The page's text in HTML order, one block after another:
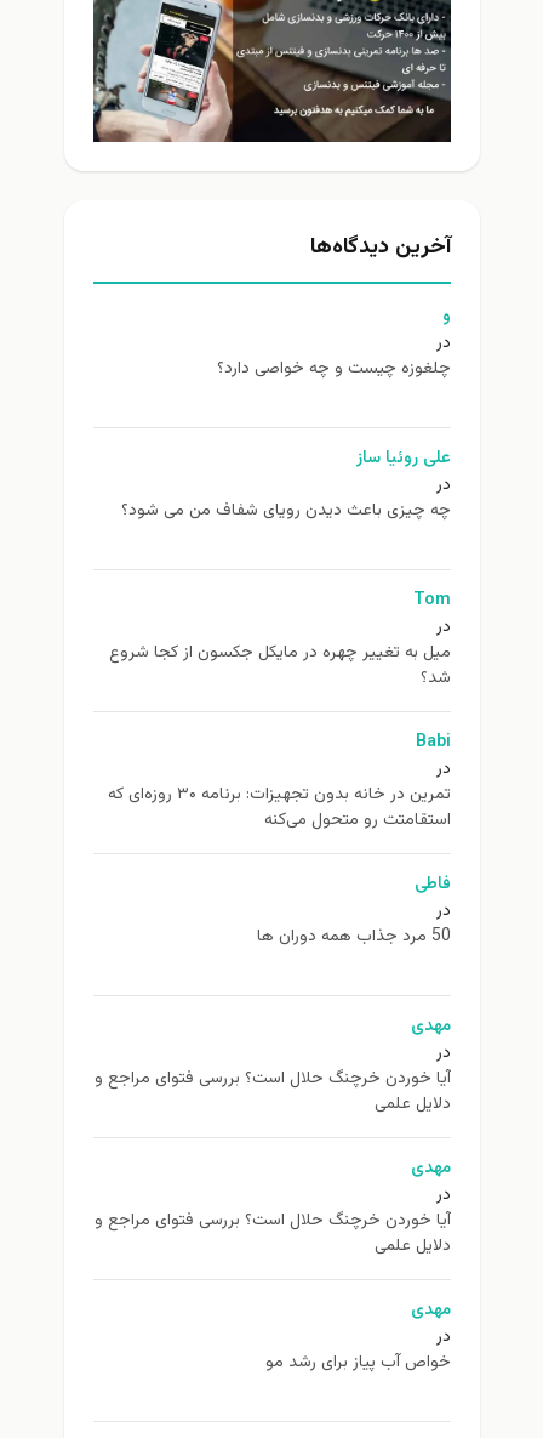
آخرین دیدگاه‌ها
و
در
چلغوزه چیست و چه خواصی دارد؟
علی روئیا ساز
در
چه چیزی باعث دیدن رویای شفاف من می شود؟
Tom
در
ميل به تغيير چهره در مایکل جکسون از كجا شروع
شد؟
Babi
در
تمرین در خانه بدون تجهیزات: برنامه ۳۰ روزه‌ای که
استقامتت رو متحول می‌کنه
فاطی
در
50 مرد جذاب همه دوران ها
مهدی
در
آیا خوردن خرچنگ حلال است؟ بررسی فتوای مراجع و
دلایل علمی
مهدی
در
آیا خوردن خرچنگ حلال است؟ بررسی فتوای مراجع و
دلایل علمی
مهدی
در
خواص آب پیاز برای رشد مو